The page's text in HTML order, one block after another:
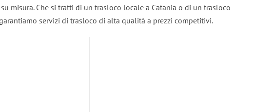
misura. Che si tratti di un trasloco locale a Catania o di un trasloco
servizi di trasloco di alta qualità a prezzi competitivi.